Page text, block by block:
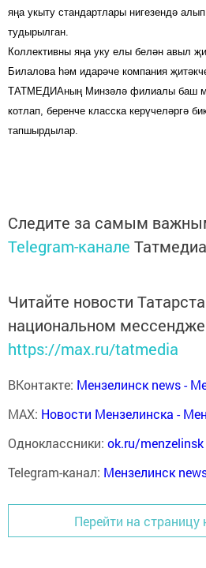
яңа укыту стандартлары нигезендә
тудырылган.
Коллективны яңа уку елы белән авыл
Билалова һәм идарәче компания
ТАТМЕДИАның Минзәлә филиалы баш
котлап, беренче класска керүчеләргә
тапшырдылар.
Следите за самым
Telegram-канале Татмедиа
Читайте новости
национальном
https://max.ru/tatmedia
ВКонтакте: Мензелинск news -
MAX: Новости Мензелинска -
Одноклассники: ok.ru/menzelinsk
Telegram-канал: Мензелинск
Перейти на страницу